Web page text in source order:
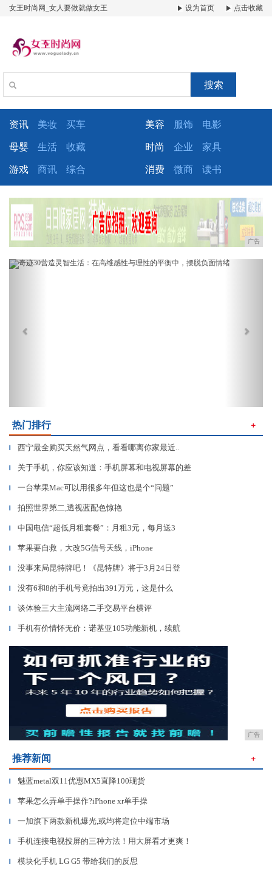
女王时尚网_女人要做就做女王 设为首页 点击收藏
搜索
资讯 美妆 买车 美容 服饰 电影
母婴 生活 收藏 时尚 企业 家具
游戏 商讯 综合 消费 微商 读书
广告
Previous
热门排行 ＋
▎ 西宁最全购买天然气网点，看看哪离你家最近..
▎ 关于手机，你应该知道：手机屏幕和电视屏幕的差
▎ 一台苹果Mac可以用很多年但这也是个“问题”
▎ 拍照世界第二,透视蓝配色惊艳
▎ 中国电信“超低月租套餐”：月租3元，每月送3
▎ 苹果要自救，大改5G信号天线，iPhone
▎ 没事来局昆特牌吧！《昆特牌》将于3月24日登
▎ 没有6和8的手机号竟拍出391万元，这是什么
▎ 谈体验三大主流网络二手交易平台横评
▎ 手机有价情怀无价：诺基亚105功能新机，续航
广告
推荐新闻 ＋
▎ 魅蓝metal双11优惠MX5直降100现货
▎ 苹果怎么弄单手操作?iPhone xr单手操
▎ 一加旗下两款新机爆光,或均将定位中端市场
▎ 手机连接电视投屏的三种方法！用大屏看才更爽！
▎ 模块化手机 LG G5 带给我们的反思